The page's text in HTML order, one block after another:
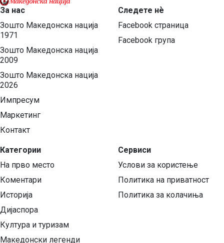
За нас
Зошто Македонска нација
1971
Зошто Македонска нација
2009
Зошто Македонска нација
2026
Импресум
Маркетинг
Контакт
Категории
На прво место
Коментари
Историја
Дијаспора
Култура и туризам
Македонски легенди
Следете нѐ
Facebook страница
Facebook група
Сервиси
Услови за користење
Политика на приватност
Политика за колачиња